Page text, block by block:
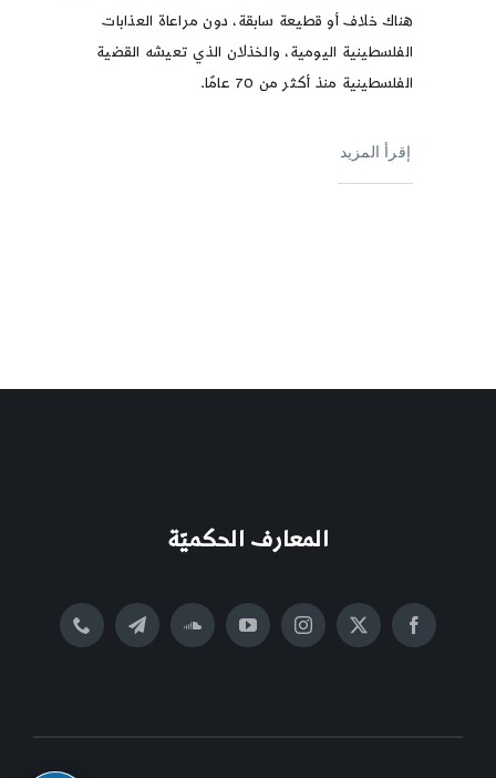
هناك خلاف أو قطيعة سابقة، دون مراعاة العذابات
الفلسطينية اليومية، والخذلان الذي تعيشه القضية
الفلسطينية منذ أكثر من 70 عامًا.
إقرأ المزيد
المعارف الحكميّة